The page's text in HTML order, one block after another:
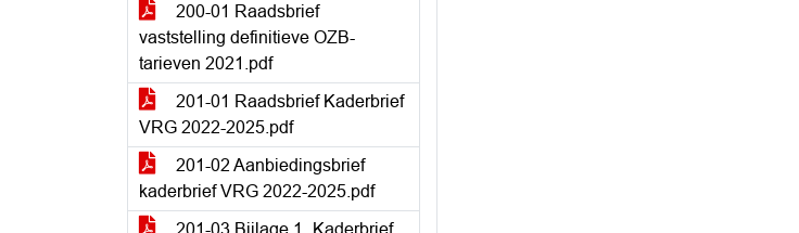
200-01 Raadsbrief
vaststelling definitieve OZB-
tarieven 2021.pdf
201-01 Raadsbrief Kaderbrief
VRG 2022-2025.pdf
201-02 Aanbiedingsbrief
kaderbrief VRG 2022-2025.pdf
201-03 Bijlage 1_Kaderbrief